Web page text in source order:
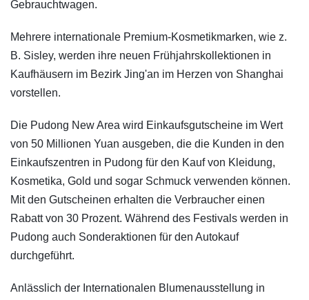
Gebrauchtwagen.
Mehrere internationale Premium-Kosmetikmarken, wie z.
B. Sisley, werden ihre neuen Frühjahrskollektionen in
Kaufhäusern im Bezirk Jing'an im Herzen von Shanghai
vorstellen.
Die Pudong New Area wird Einkaufsgutscheine im Wert
von 50 Millionen Yuan ausgeben, die die Kunden in den
Einkaufszentren in Pudong für den Kauf von Kleidung,
Kosmetika, Gold und sogar Schmuck verwenden können.
Mit den Gutscheinen erhalten die Verbraucher einen
Rabatt von 30 Prozent. Während des Festivals werden in
Pudong auch Sonderaktionen für den Autokauf
durchgeführt.
Anlässlich der Internationalen Blumenausstellung in